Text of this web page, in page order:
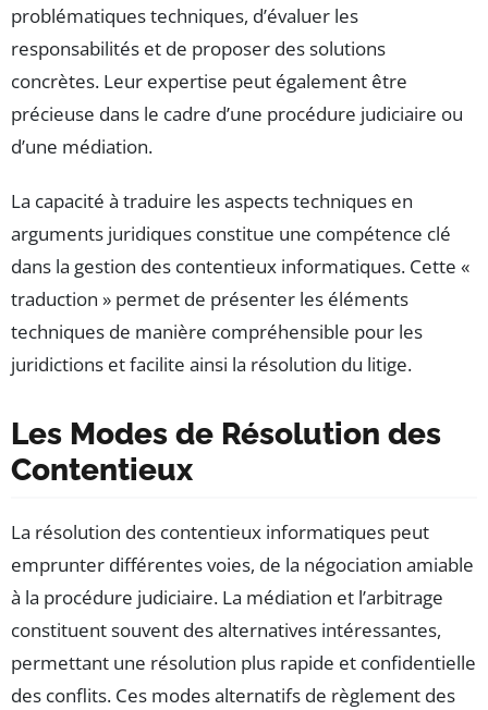
problématiques techniques, d’évaluer les
responsabilités et de proposer des solutions
concrètes. Leur expertise peut également être
précieuse dans le cadre d’une procédure judiciaire ou
d’une médiation.
La capacité à traduire les aspects techniques en
arguments juridiques constitue une compétence clé
dans la gestion des contentieux informatiques. Cette «
traduction » permet de présenter les éléments
techniques de manière compréhensible pour les
juridictions et facilite ainsi la résolution du litige.
Les Modes de Résolution des
Contentieux
La résolution des contentieux informatiques peut
emprunter différentes voies, de la négociation amiable
à la procédure judiciaire. La médiation et l’arbitrage
constituent souvent des alternatives intéressantes,
permettant une résolution plus rapide et confidentielle
des conflits. Ces modes alternatifs de règlement des